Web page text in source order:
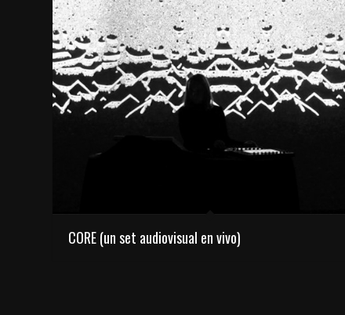
CORE (un set audiovisual en vivo)